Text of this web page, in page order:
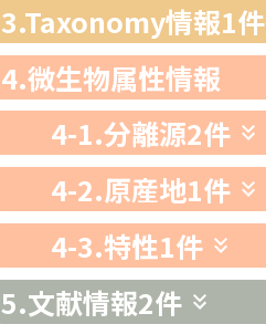
3.Taxonomy情報1件
4.微生物属性情報
4-1.分離源2件
4-2.原産地1件
4-3.特性1件
5.文献情報2件